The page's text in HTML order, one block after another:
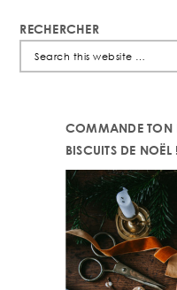
RECHERCHER
COMMANDE TON
BISCUITS DE NOËL !